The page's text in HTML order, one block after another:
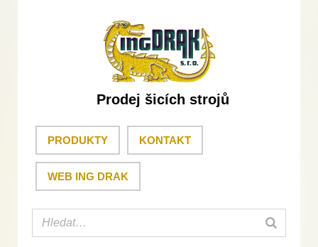
Prodej šicích strojů
PRODUKTY KONTAKT
WEB ING DRAK